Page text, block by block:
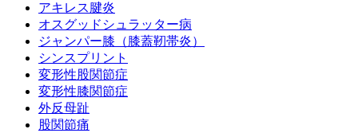
アキレス腱炎
オスグッドシュラッター病
ジャンパー膝（膝蓋靭帯炎）
シンスプリント
変形性股関節症
変形性膝関節症
外反母趾
股関節痛